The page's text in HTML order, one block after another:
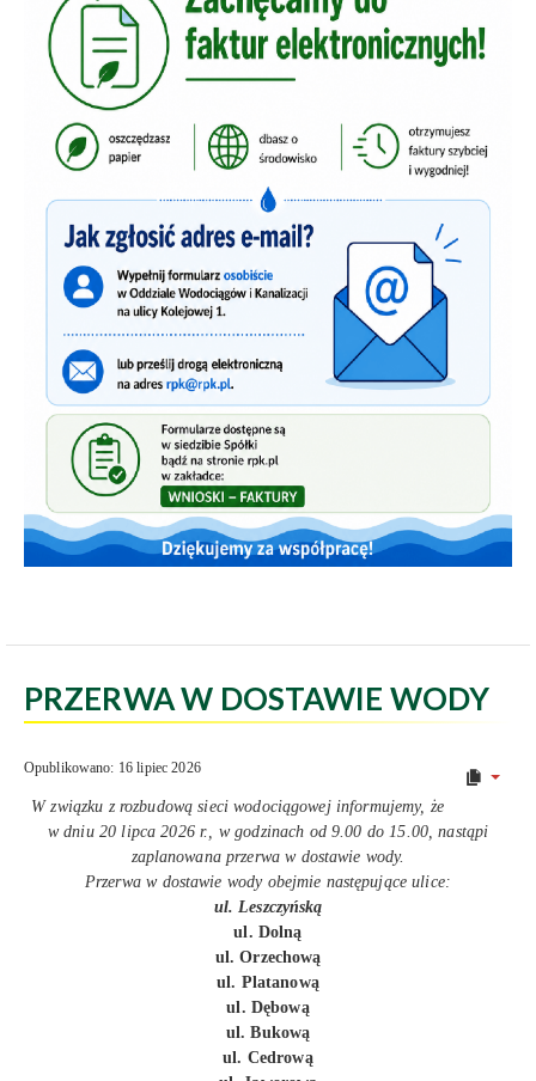
PRZERWA W DOSTAWIE WODY
Opublikowano: 16 lipiec 2026
W związku z rozbudową sieci wodociągowej informujemy, że
w dniu 20 lipca 2026 r., w godzinach od 9.00 do 15.00, nastąpi
zaplanowana przerwa w dostawie wody.
Przerwa w dostawie wody obejmie następujące ulice:
ul. Leszczyńską
ul. Dolną
ul. Orzechową
ul. Platanową
ul. Dębową
ul. Bukową
ul. Cedrową